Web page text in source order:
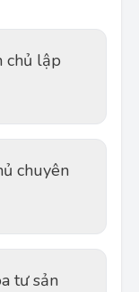
chủ lập
chuyên
tư sản